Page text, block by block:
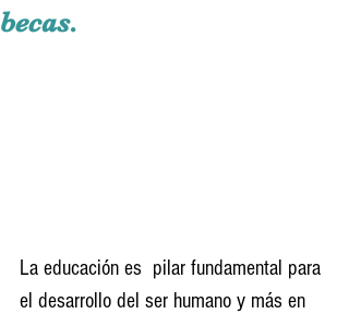
becas.
La educación es  pilar fundamental para
el desarrollo del ser humano y más en